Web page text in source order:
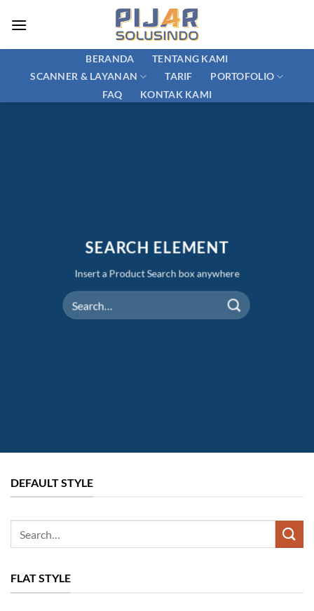
BERANDA
TENTANG KAMI
SCANNER & LAYANAN
TARIF
PORTOFOLIO
FAQ
KONTAK KAMI
SEARCH ELEMENT
Insert a Product Search box anywhere
DEFAULT STYLE
FLAT STYLE